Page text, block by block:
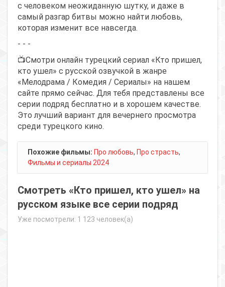
с человеком неожиданную шутку, и даже в
самый разгар битвы можно найти любовь,
которая изменит все навсегда.
- - -
📺Смотри онлайн турецкий сериал «Кто пришел,
кто ушел» с русской озвучкой в жанре
«Мелодрама / Комедия / Сериалы» на нашем
сайте прямо сейчас. Для тебя представлены все
серии подряд бесплатно и в хорошем качестве.
Это лучший вариант для вечернего просмотра
среди турецкого кино.
Похожие фильмы: Про любовь, Про страсть,
Фильмы и сериалы 2024
Смотреть «Кто пришел, кто ушел» на
русском языке все серии подряд
Уже посмотрели: 1 123 человек(а)